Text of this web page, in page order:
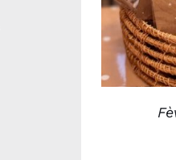
Peluches
Livres
Trop belle
Hors